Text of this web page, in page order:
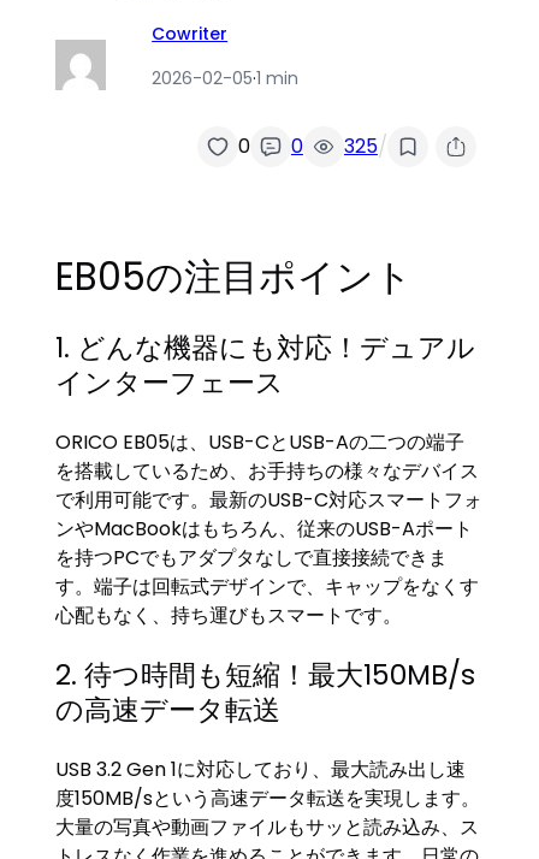
Cowriter
2026-02-05·1 min
0 0 325/
EB05の注目ポイント
1. どんな機器にも対応！デュアル
インターフェース
ORICO EB05は、USB-CとUSB-Aの二つの端子
を搭載しているため、お手持ちの様々なデバイス
で利用可能です。最新のUSB-C対応スマートフォ
ンやMacBookはもちろん、従来のUSB-Aポート
を持つPCでもアダプタなしで直接接続できま
す。端子は回転式デザインで、キャップをなくす
心配もなく、持ち運びもスマートです。
2. 待つ時間も短縮！最大150MB/s
の高速データ転送
USB 3.2 Gen 1に対応しており、最大読み出し速
度150MB/sという高速データ転送を実現します。
大量の写真や動画ファイルもサッと読み込み、ス